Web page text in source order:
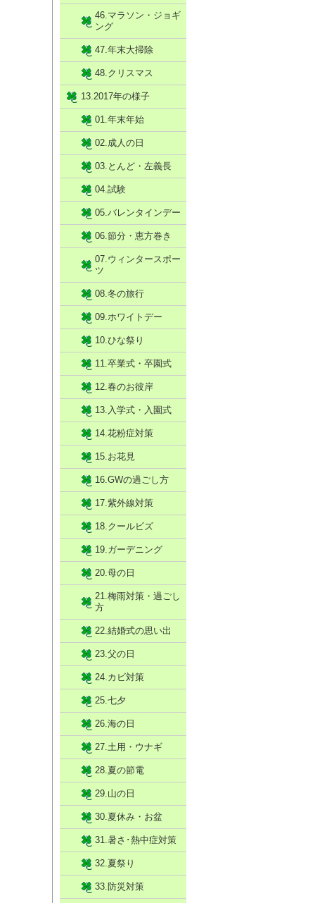
46.マラソン・ジョギ
ング
47.年末大掃除
48.クリスマス
13.2017年の様子
01.年末年始
02.成人の日
03.とんど・左義長
04.試験
05.バレンタインデー
06.節分・恵方巻き
07.ウィンタースポー
ツ
08.冬の旅行
09.ホワイトデー
10.ひな祭り
11.卒業式・卒園式
12.春のお彼岸
13.入学式・入園式
14.花粉症対策
15.お花見
16.GWの過ごし方
17.紫外線対策
18.クールビズ
19.ガーデニング
20.母の日
21.梅雨対策・過ごし
方
22.結婚式の思い出
23.父の日
24.カビ対策
25.七夕
26.海の日
27.土用・ウナギ
28.夏の節電
29.山の日
30.夏休み・お盆
31.暑さ･熱中症対策
32.夏祭り
33.防災対策